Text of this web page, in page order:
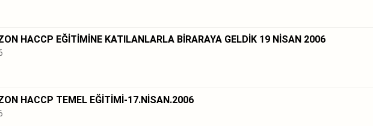
HACCP EĞİTİMİNE KATILANLARLA BİRARAYA GELDİK 19 NİSAN 2006
HACCP TEMEL EĞİTİMİ-17.NİSAN.2006